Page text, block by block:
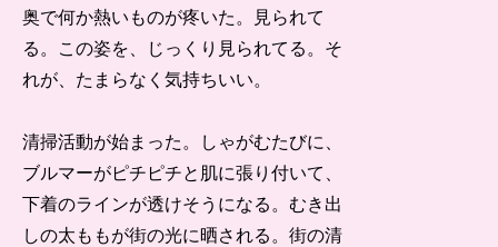
奥で何か熱いものが疼いた。見られて
る。この姿を、じっくり見られてる。そ
れが、たまらなく気持ちいい。
清掃活動が始まった。しゃがむたびに、
ブルマーがピチピチと肌に張り付いて、
下着のラインが透けそうになる。むき出
しの太ももが街の光に晒される。街の清